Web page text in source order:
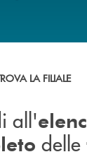
elenco
LA FILIALE
all'
delle